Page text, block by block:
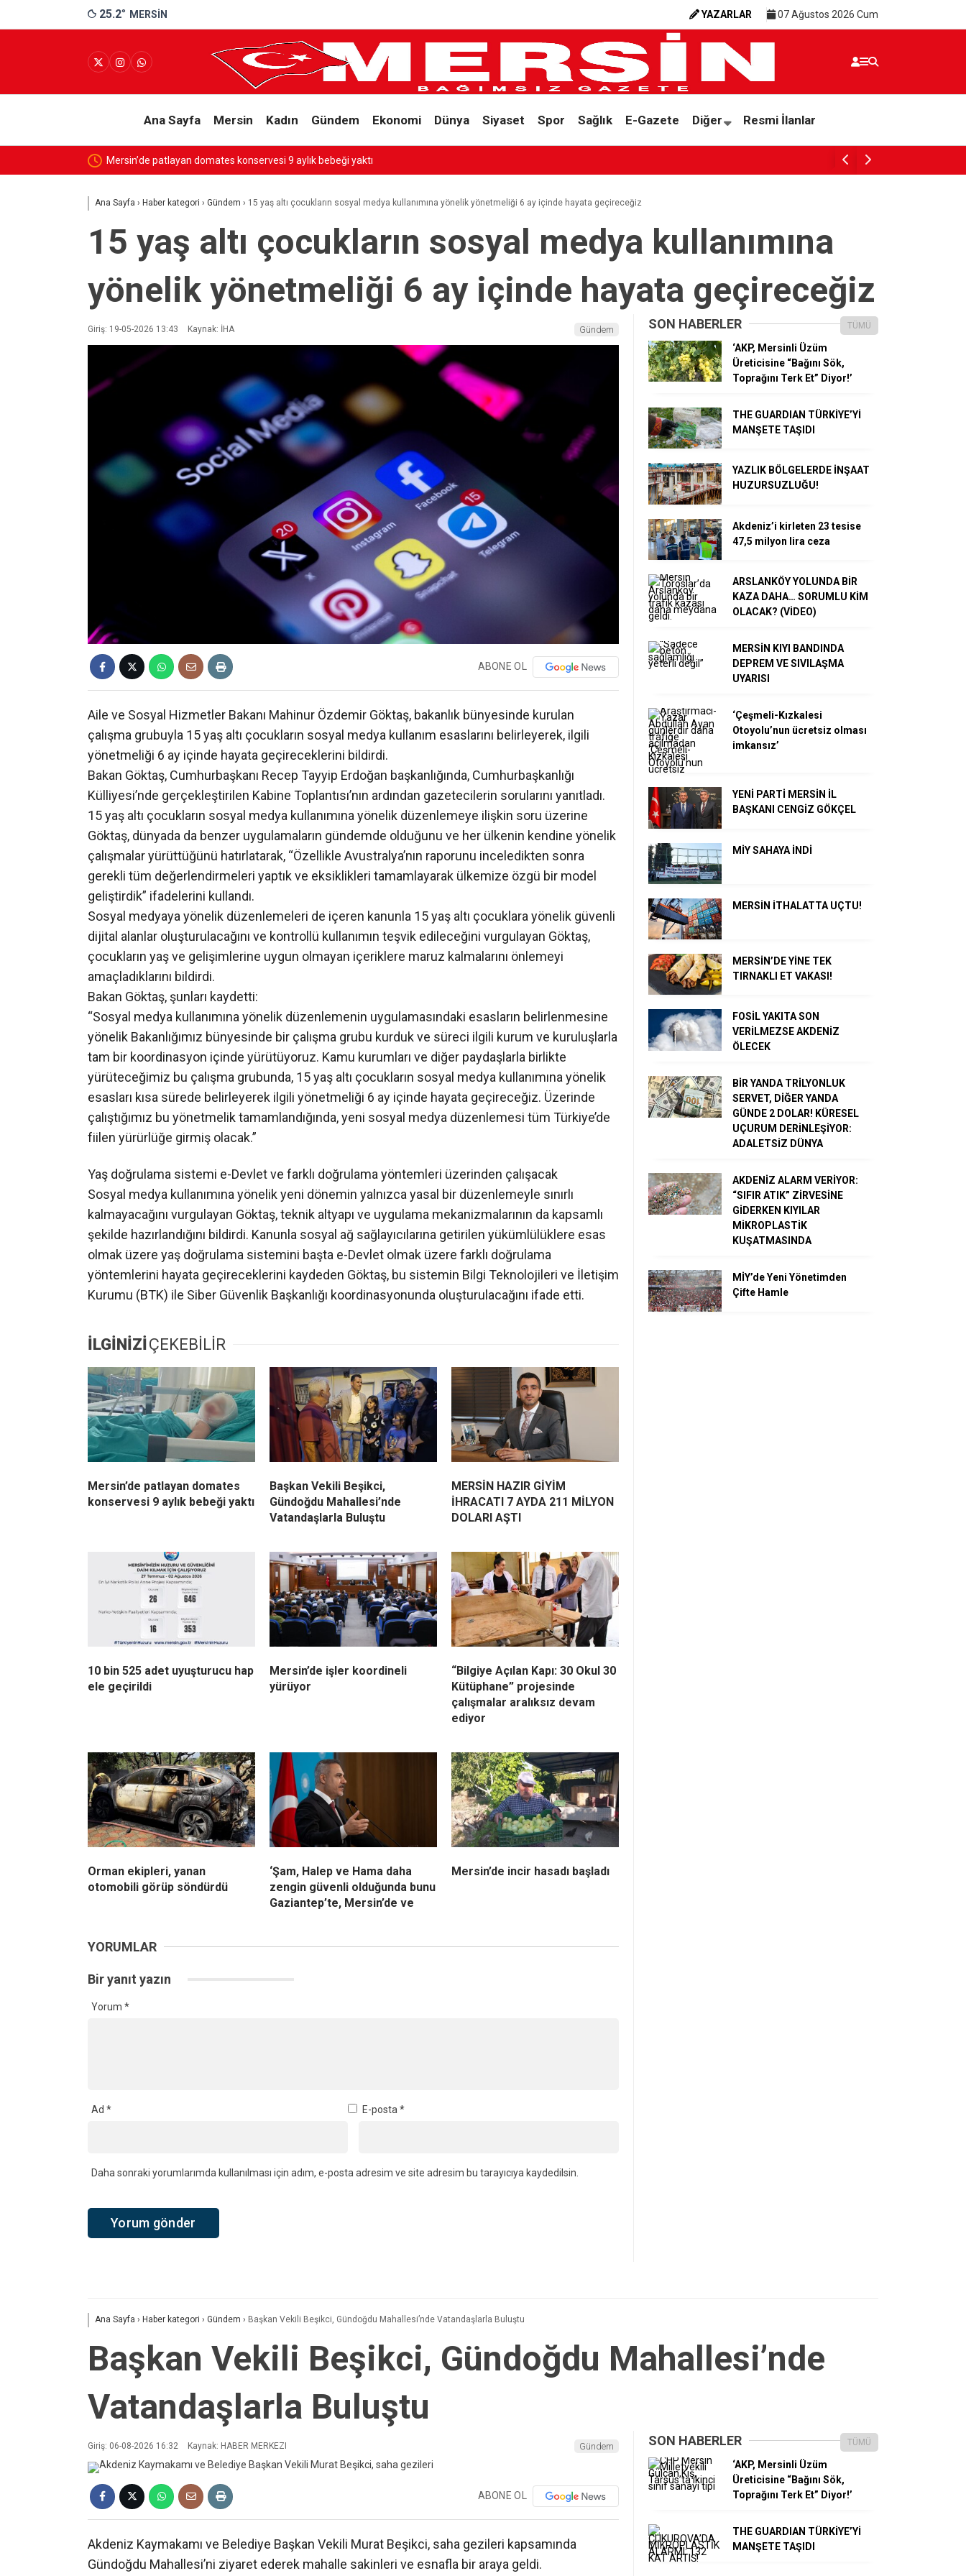
25.2° MERSIN YAZARLAR 07 Ağustos 2026 Cum
Ana Sayfa Mersin Kadın Gündem Ekonomi Dünya Siyaset Spor Sağlık E-Gazete Diğer Resmi İlanlar
Mersin’de patlayan domates konservesi 9 aylık bebeği yaktı
Ana Sayfa › Haber kategori › Gündem › 15 yaş altı çocukların sosyal medya kullanımına yönelik yönetmeliği 6 ay içinde hayata geçireceğiz
15 yaş altı çocukların sosyal medya kullanımına
yönelik yönetmeliği 6 ay içinde hayata geçireceğiz
Giriş: 19-05-2026 13:43 Kaynak: İHA Gündem
ABONE OL
Aile ve Sosyal Hizmetler Bakanı Mahinur Özdemir Göktaş, bakanlık bünyesinde kurulan
çalışma grubuyla 15 yaş altı çocukların sosyal medya kullanım esaslarını belirleyerek, ilgili
yönetmeliği 6 ay içinde hayata geçireceklerini bildirdi.
Bakan Göktaş, Cumhurbaşkanı Recep Tayyip Erdoğan başkanlığında, Cumhurbaşkanlığı
Külliyesi’nde gerçekleştirilen Kabine Toplantısı’nın ardından gazetecilerin sorularını yanıtladı.
15 yaş altı çocukların sosyal medya kullanımına yönelik düzenlemeye ilişkin soru üzerine
Göktaş, dünyada da benzer uygulamaların gündemde olduğunu ve her ülkenin kendine yönelik
çalışmalar yürüttüğünü hatırlatarak, “Özellikle Avustralya’nın raporunu inceledikten sonra
gerekli tüm değerlendirmeleri yaptık ve eksiklikleri tamamlayarak ülkemize özgü bir model
geliştirdik” ifadelerini kullandı.
Sosyal medyaya yönelik düzenlemeleri de içeren kanunla 15 yaş altı çocuklara yönelik güvenli
dijital alanlar oluşturulacağını ve kontrollü kullanımın teşvik edileceğini vurgulayan Göktaş,
çocukların yaş ve gelişimlerine uygun olmayan içeriklere maruz kalmalarını önlemeyi
amaçladıklarını bildirdi.
Bakan Göktaş, şunları kaydetti:
“Sosyal medya kullanımına yönelik düzenlemenin uygulamasındaki esasların belirlenmesine
yönelik Bakanlığımız bünyesinde bir çalışma grubu kurduk ve süreci ilgili kurum ve kuruluşlarla
tam bir koordinasyon içinde yürütüyoruz. Kamu kurumları ve diğer paydaşlarla birlikte
yürüteceğimiz bu çalışma grubunda, 15 yaş altı çocukların sosyal medya kullanımına yönelik
esasları kısa sürede belirleyerek ilgili yönetmeliği 6 ay içinde hayata geçireceğiz. Üzerinde
çalıştığımız bu yönetmelik tamamlandığında, yeni sosyal medya düzenlemesi tüm Türkiye’de
fiilen yürürlüğe girmiş olacak.”
Yaş doğrulama sistemi e-Devlet ve farklı doğrulama yöntemleri üzerinden çalışacak
Sosyal medya kullanımına yönelik yeni dönemin yalnızca yasal bir düzenlemeyle sınırlı
kalmayacağını vurgulayan Göktaş, teknik altyapı ve uygulama mekanizmalarının da kapsamlı
şekilde hazırlandığını bildirdi. Kanunla sosyal ağ sağlayıcılarına getirilen yükümlülüklere esas
olmak üzere yaş doğrulama sistemini başta e-Devlet olmak üzere farklı doğrulama
yöntemlerini hayata geçireceklerini kaydeden Göktaş, bu sistemin Bilgi Teknolojileri ve İletişim
Kurumu (BTK) ile Siber Güvenlik Başkanlığı koordinasyonunda oluşturulacağını ifade etti.
İLGİNİZİ ÇEKEBİLİR
Mersin’de patlayan domates
konservesi 9 aylık bebeği yaktı
Başkan Vekili Beşikci,
Gündoğdu Mahallesi’nde
Vatandaşlarla Buluştu
MERSİN HAZIR GİYİM
İHRACATI 7 AYDA 211 MİLYON
DOLARI AŞTI
10 bin 525 adet uyuşturucu hap
ele geçirildi
Mersin’de işler koordineli
yürüyor
“Bilgiye Açılan Kapı: 30 Okul 30
Kütüphane” projesinde
çalışmalar aralıksız devam
ediyor
Orman ekipleri, yanan
otomobili görüp söndürdü
‘Şam, Halep ve Hama daha
zengin güvenli olduğunda bunu
Gaziantep’te, Mersin’de ve
Mersin’de incir hasadı başladı
YORUMLAR
Bir yanıt yazın
Yorum *
Ad * E-posta*
Daha sonraki yorumlarımda kullanılması için adım, e-posta adresim ve site adresim bu tarayıcıya kaydedilsin.
SON HABERLER TÜMÜ
‘AKP, Mersinli Üzüm
Üreticisine “Bağını Sök,
Toprağını Terk Et” Diyor!’
THE GUARDIAN TÜRKİYE’Yİ
MANŞETE TAŞIDI
YAZLIK BÖLGELERDE İNŞAAT
HUZURSUZLUĞU!
Akdeniz’i kirleten 23 tesise
47,5 milyon lira ceza
ARSLANKÖY YOLUNDA BİR
KAZA DAHA… SORUMLU KİM
OLACAK? (VİDEO)
MERSİN KIYI BANDINDA
DEPREM VE SIVILAŞMA
UYARISI
‘Çeşmeli-Kızkalesi
Otoyolu’nun ücretsiz olması
imkansız’
YENİ PARTİ MERSİN İL
BAŞKANI CENGİZ GÖKÇEL
MİY SAHAYA İNDİ
MERSİN İTHALATTA UÇTU!
MERSİN’DE YİNE TEK
TIRNAKLI ET VAKASI!
FOSİL YAKITA SON
VERİLMEZSE AKDENİZ
ÖLECEK
BİR YANDA TRİLYONLUK
SERVET, DİĞER YANDA
GÜNDE 2 DOLAR! KÜRESEL
UÇURUM DERİNLEŞİYOR:
ADALETSİZ DÜNYA
AKDENİZ ALARM VERİYOR:
“SIFIR ATIK” ZİRVESİNE
GİDERKEN KIYILAR
MİKROPLASTİK
KUŞATMASINDA
MİY’de Yeni Yönetimden
Çifte Hamle
Ana Sayfa › Haber kategori › Gündem › Başkan Vekili Beşikci, Gündoğdu Mahallesi’nde Vatandaşlarla Buluştu
Başkan Vekili Beşikci, Gündoğdu Mahallesi’nde
Vatandaşlarla Buluştu
Giriş: 06-08-2026 16:32 Kaynak: HABER MERKEZI Gündem
ABONE OL
Akdeniz Kaymakamı ve Belediye Başkan Vekili Murat Beşikci, saha gezileri kapsamında
Gündoğdu Mahallesi’ni ziyaret ederek mahalle sakinleri ve esnafla bir araya geldi.
SON HABERLER TÜMÜ
‘AKP, Mersinli Üzüm
Üreticisine “Bağını Sök,
Toprağını Terk Et” Diyor!’
THE GUARDIAN TÜRKİYE’Yİ
MANŞETE TAŞIDI